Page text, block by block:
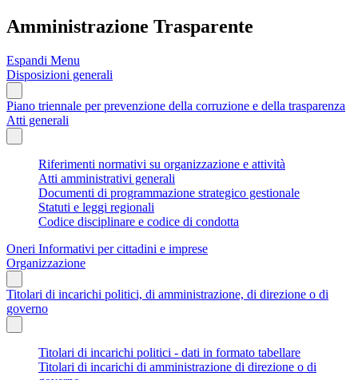
Amministrazione Trasparente
Espandi Menu
Disposizioni generali
Piano triennale per prevenzione della corruzione e della trasparenza
Atti generali
Riferimenti normativi su organizzazione e attività
Atti amministrativi generali
Documenti di programmazione strategico gestionale
Statuti e leggi regionali
Codice disciplinare e codice di condotta
Oneri Informativi per cittadini e imprese
Organizzazione
Titolari di incarichi politici, di amministrazione, di direzione o di
governo
Titolari di incarichi politici - dati in formato tabellare
Titolari di incarichi di amministrazione di direzione o di